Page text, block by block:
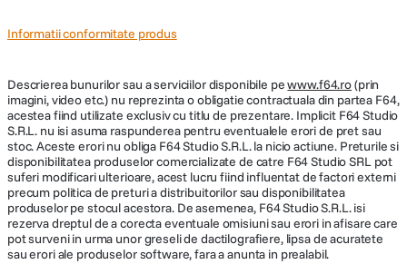
Informatii conformitate produs
Descrierea bunurilor sau a serviciilor disponibile pewww.f64.ro(prin
imagini, video etc.) nu reprezinta o obligatie contractuala din partea F64,
acestea fiind utilizate exclusiv cu titlu de prezentare. Implicit F64 Studio
S.R.L. nu isi asuma raspunderea pentru eventualele erori de pret sau
stoc. Aceste erori nu obliga F64 Studio S.R.L. la nicio actiune. Preturile si
disponibilitatea produselor comercializate de catre F64 Studio SRL pot
suferi modificari ulterioare, acest lucru fiind influentat de factori externi
precum politica de preturi a distribuitorilor sau disponibilitatea
produselor pe stocul acestora. De asemenea, F64 Studio S.R.L. isi
rezerva dreptul de a corecta eventuale omisiuni sau erori in afisare care
pot surveni in urma unor greseli de dactilografiere, lipsa de acuratete
sau erori ale produselor software, fara a anunta in prealabil.